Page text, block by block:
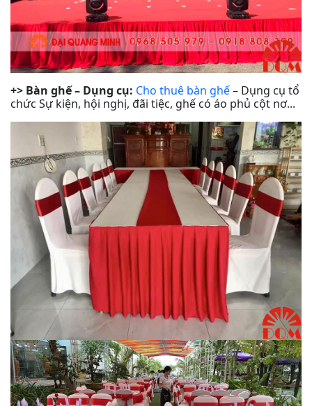
+> Bàn ghế – Dụng cụ: Cho thuê bàn ghế– Dụng cụ tổ
chức Sự kiện, hội nghị, đãi tiệc, ghế có áo phủ cột nơ...